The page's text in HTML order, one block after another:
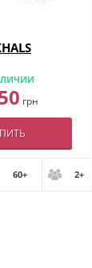
грн
60+ 2+